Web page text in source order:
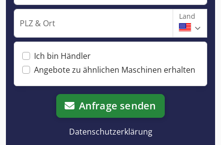
PLZ & Ort
Land
Ich bin Händler
Angebote zu ähnlichen Maschinen erhalten
Anfrage senden
Datenschutzerklärung